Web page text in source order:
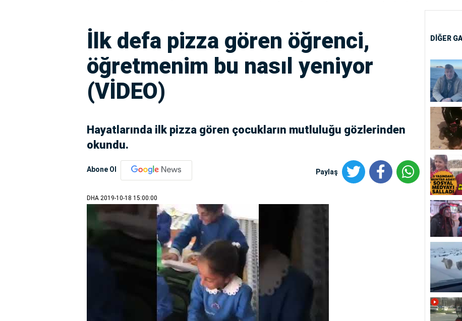
İlk defa pizza gören öğrenci,
öğretmenim bu nasıl yeniyor
(VİDEO)
Hayatlarında ilk pizza gören çocukların mutluluğu gözlerinden
okundu.
Abone Ol Paylaş
DHA 2019-10-18 15:00:00
DİĞER